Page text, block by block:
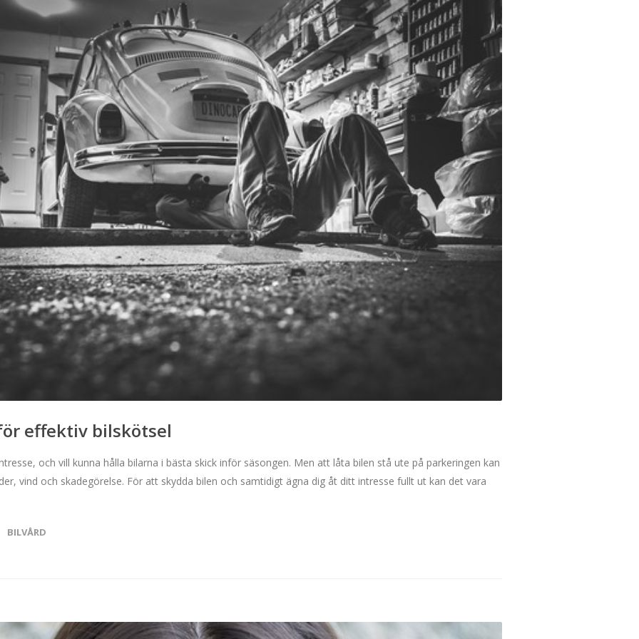
effektiv bilskötsel
och vill kunna hålla bilarna i bästa skick inför säsongen. Men att låta bilen stå ute på parkeringen kan
vind och skadegörelse. För att skydda bilen och samtidigt ägna dig åt ditt intresse fullt ut kan det vara
BILVÅRD